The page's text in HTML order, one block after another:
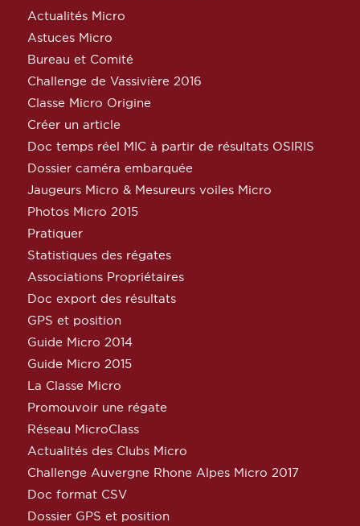
Actualités Micro
Astuces Micro
Bureau et Comité
Challenge de Vassivière 2016
Classe Micro Origine
Créer un article
Doc temps réel MIC à partir de résultats OSIRIS
Dossier caméra embarquée
Jaugeurs Micro & Mesureurs voiles Micro
Photos Micro 2015
Pratiquer
Statistiques des régates
Associations Propriétaires
Doc export des résultats
GPS et position
Guide Micro 2014
Guide Micro 2015
La Classe Micro
Promouvoir une régate
Réseau MicroClass
Actualités des Clubs Micro
Challenge Auvergne Rhone Alpes Micro 2017
Doc format CSV
Dossier GPS et position